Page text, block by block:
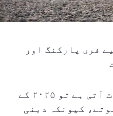
فری پارکنگ اور
جب ہر سال کے آخر کی بات آتی ہے تو ۲۰۲۵ کے
کیونکہ دبئی